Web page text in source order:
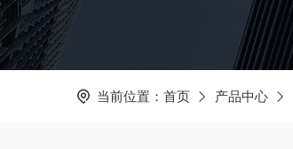
当前位置： 首页 产品中心